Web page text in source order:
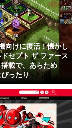
向けに復活！懐かし
セプト ザ ファース
載で、あらため
ったり